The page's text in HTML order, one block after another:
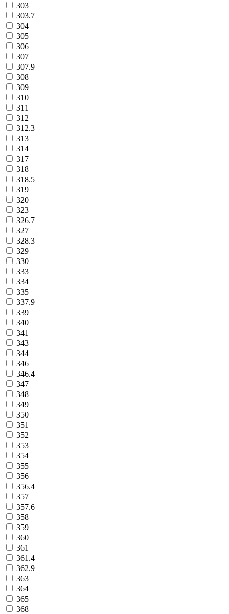
303
303.7
304
305
306
307
307.9
308
309
310
311
312
312.3
313
314
317
318
318.5
319
320
323
326.7
327
328.3
329
330
333
334
335
337.9
339
340
341
343
344
346
346.4
347
348
349
350
351
352
353
354
355
356
356.4
357
357.6
358
359
360
361
361.4
362.9
363
364
365
368